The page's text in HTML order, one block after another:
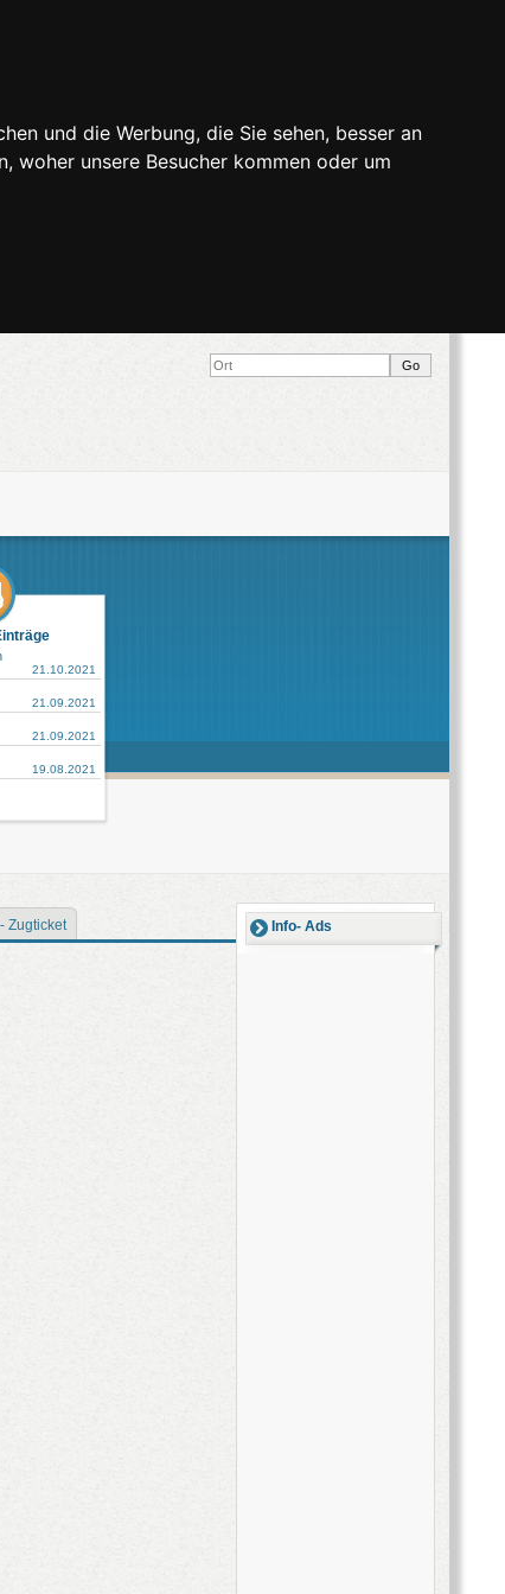
und die Werbung, die Sie sehen, besser an
woher unsere Besucher kommen oder um
21.10.2021
21.09.2021
21.09.2021
19.08.2021
Info- Ads
Zugticket